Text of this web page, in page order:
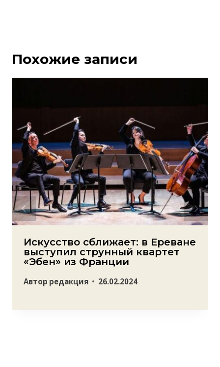
Похожие записи
Искусство сближает: в Ереване
выступил струнный квартет
«Эбен» из Франции
Автор редакция 26.02.2024